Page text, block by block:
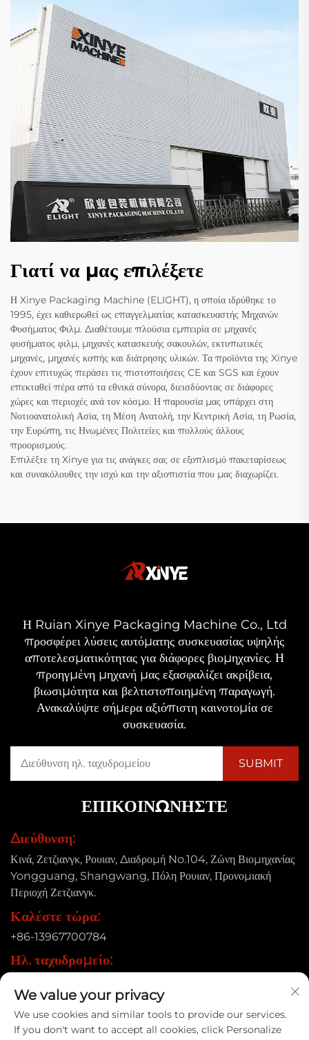
Γιατί να μας επιλέξετε
Η Xinye Packaging Machine (ELIGHT), η οποία ιδρύθηκε το
1995, έχει καθιερωθεί ως επαγγελματίας κατασκευαστής Μηχανών
Φυσήματος Φιλμ. Διαθέτουμε πλούσια εμπειρία σε μηχανές
φυσήματος φιλμ, μηχανές κατασκευής σακουλών, εκτυπωτικές
μηχανές, μηχανές κοπής και διάτρησης υλικών. Τα προϊόντα της Xinye
έχουν επιτυχώς περάσει τις πιστοποιήσεις CE και SGS και έχουν
επεκταθεί πέρα από τα εθνικά σύνορα, διεισδύοντας σε διάφορες
χώρες και περιοχές ανά τον κόσμο. Η παρουσία μας υπάρχει στη
Νοτιοανατολική Ασία, τη Μέση Ανατολή, την Κεντρική Ασία, τη Ρωσία,
την Ευρώπη, τις Ηνωμένες Πολιτείες και πολλούς άλλους
προορισμούς.
Επιλέξτε τη Xinye για τις ανάγκες σας σε εξοπλισμό πακεταρίσεως
και συνακόλουθες την ισχύ και την αξιοπιστία που μας διαχωρίζει.
Η Ruian Xinye Packaging Machine Co., Ltd
προσφέρει λύσεις αυτόματης συσκευασίας υψηλής
αποτελεσματικότητας για διάφορες βιομηχανίες. Η
προηγμένη μηχανή μας εξασφαλίζει ακρίβεια,
βιωσιμότητα και βελτιστοποιημένη παραγωγή.
Ανακαλύψτε σήμερα αξιόπιστη καινοτομία σε
συσκευασία.
ΕΠΙΚΟΙΝΩΝΉΣΤΕ
Διεύθυνση:
Κινά, Ζετζιανγκ, Ρουιαν, Διαδρομή No.104, Ζώνη Βιομηχανίας
Yongguang, Shangwang, Πόλη Ρουιαν, Προνομιακή
Περιοχή Ζετζιανγκ.
Καλέστε τώρα:
+86-13967700784
Ηλ. ταχυδρομείο:
Δικαιώματα πνευματικής ιδιοκτησίας © 2025 Ruian Xinye
We value your privacy
We use cookies and similar tools to provide our services.
If you don't want to accept all cookies, click Personalize